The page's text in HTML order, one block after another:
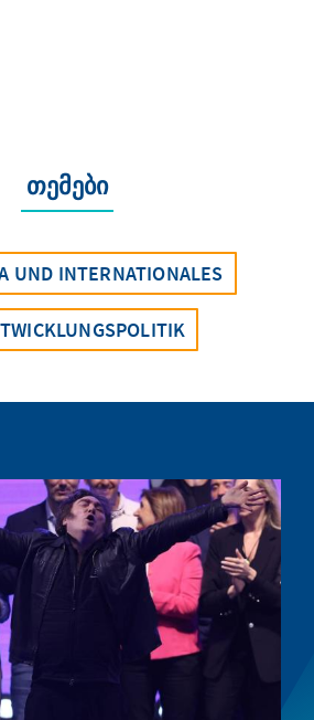
თემები
UND INTERNATIONALES